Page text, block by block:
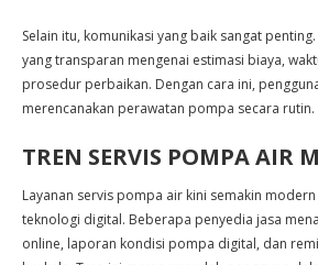
Selain itu, komunikasi yang baik sangat
yang transparan mengenai estimasi biaya,
prosedur perbaikan. Dengan cara ini,
merencanakan perawatan pompa secara rutin.
TREN SERVIS POMPA AIR
Layanan servis pompa air kini semakin
teknologi digital. Beberapa penyedia jasa
online, laporan kondisi pompa digital, dan